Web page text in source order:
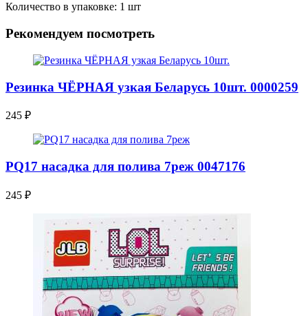
Количество в упаковке: 1 шт
Рекомендуем посмотреть
Резинка ЧЁРНАЯ узкая Беларусь 10шт. 0000259
245 ₽
PQ17 насадка для полива 7реж 0047176
245 ₽